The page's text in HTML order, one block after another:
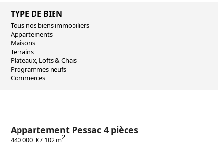
TYPE DE BIEN
Tous nos biens immobiliers
Appartements
Maisons
Terrains
Plateaux, Lofts & Chais
Programmes neufs
Commerces
Appartement Pessac 4 pièces
440 000 € / 102 m2